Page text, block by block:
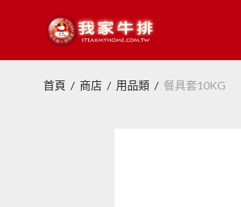
首頁 / 商店 / 用品類 / 餐具套10KG